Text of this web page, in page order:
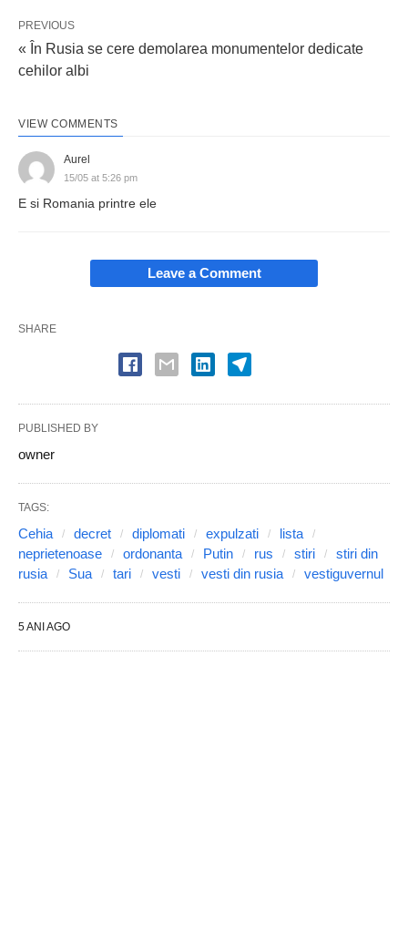
PREVIOUS
« În Rusia se cere demolarea monumentelor dedicate
cehilor albi
VIEW COMMENTS
Aurel
15/05 at 5:26 pm
E si Romania printre ele
Leave a Comment
SHARE
PUBLISHED BY
owner
TAGS:
Cehia decret diplomati expulzati
lista
neprietenoase
ordonanta Putin rus stiri
stiri din
rusia
Sua tari vesti vesti din rusia vestiguvernul
5 ANI AGO